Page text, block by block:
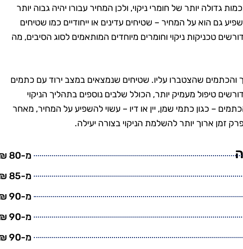
גדולה יותר של חומרי ניקוי, ולכן המחיר עבורו יהיה גבוה יותר
גם הוא על המחיר – שטיחים עדינים או ייחודיים כמו שטיחים
טכניקות ניקוי וחומרים מיוחדים המותאמים לסוג הסיבים, מה
שהצטברו עליו. שטיחים שנמצאים במצב ירוד עם כתמים
טיפול מעמיק יותר, הכולל שלבים נוספים בתהליך הניקוי
– כגון כתמי שמן, יין או דיו – עשוי להשפיע על המחיר, מאחר
זמן ארוך יותר להשלמת הניקוי בצורה יעילה.
מ-80 ₪
מ-85 ₪
מ-90 ₪
מ-90 ₪
מ-90 ₪
הם דאגו לכל
להשתמש בחומרים
והמחיר היה הוגן.
שאמשיך להשתמש
התאכזבתי. הצוות הגיע
בזמן, היה מאוד מקצועי
בהחלט אשתמש בשירותים
שלהם שוב בעתיד!"